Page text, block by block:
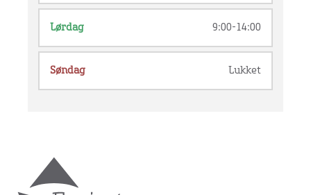
Lørdag 9:00-14:00
Søndag Lukket